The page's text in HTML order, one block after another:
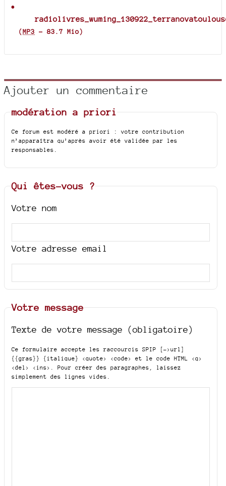
(MP3 - 83.7 Mio)
Ajouter un commentaire
modération a priori
Ce forum est modéré a priori : votre contribution
n’apparaîtra qu’après avoir été validée par les
responsables.
Qui êtes-vous ?
Votre nom
Votre adresse email
Votre message
Texte de votre message (obligatoire)
Ce formulaire accepte les raccourcis SPIP
[->url]
{{gras}} {italique} <quote> <code>
et le code HTML <q>
<del> <ins>
. Pour créer des paragraphes, laissez
simplement des lignes vides.